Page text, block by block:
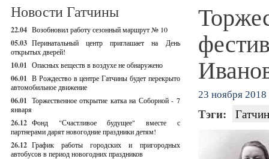
Новости Гатчины
22.04 Возобновил работу сезонный маршрут № 10
05.03 Перинатальный центр приглашает на День
открытых дверей!
10.01 Опасных веществ в воздухе не обнаружено
06.01 В Рождество в центре Гатчины будет перекрыто
автомобильное движение
06.01 Торжественное открытие катка на Соборной - 7
января
26.12 Фонд "Счастливое будущее" вместе с
партнерами дарят новогодние праздники детям!
26.12 График работы городских и пригородных
автобусов в период новогодних праздников
23 ноября 2018
Тэги: